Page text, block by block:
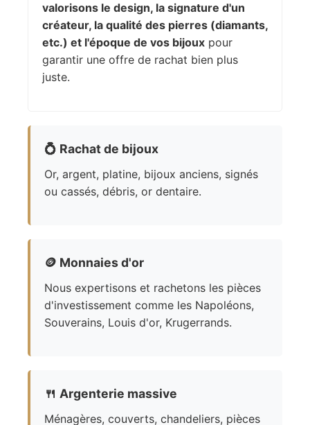
valorisons le design, la signature d'un
créateur, la qualité des pierres (diamants,
etc.) et l'époque de vos bijoux pour
garantir une offre de rachat bien plus
juste.
💍 Rachat de bijoux
Or, argent, platine, bijoux anciens, signés
ou cassés, débris, or dentaire.
🪙 Monnaies d'or
Nous expertisons et rachetons les pièces
d'investissement comme les Napoléons,
Souverains, Louis d'or, Krugerrands.
🍴 Argenterie massive
Ménagères, couverts, chandeliers, pièces